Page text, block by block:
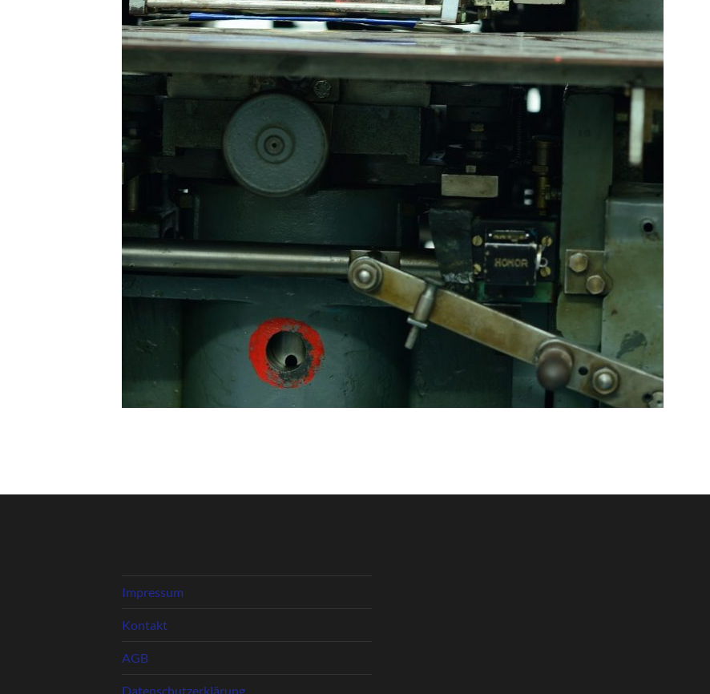
Impressum
Kontakt
AGB
Datenschutzerklärung